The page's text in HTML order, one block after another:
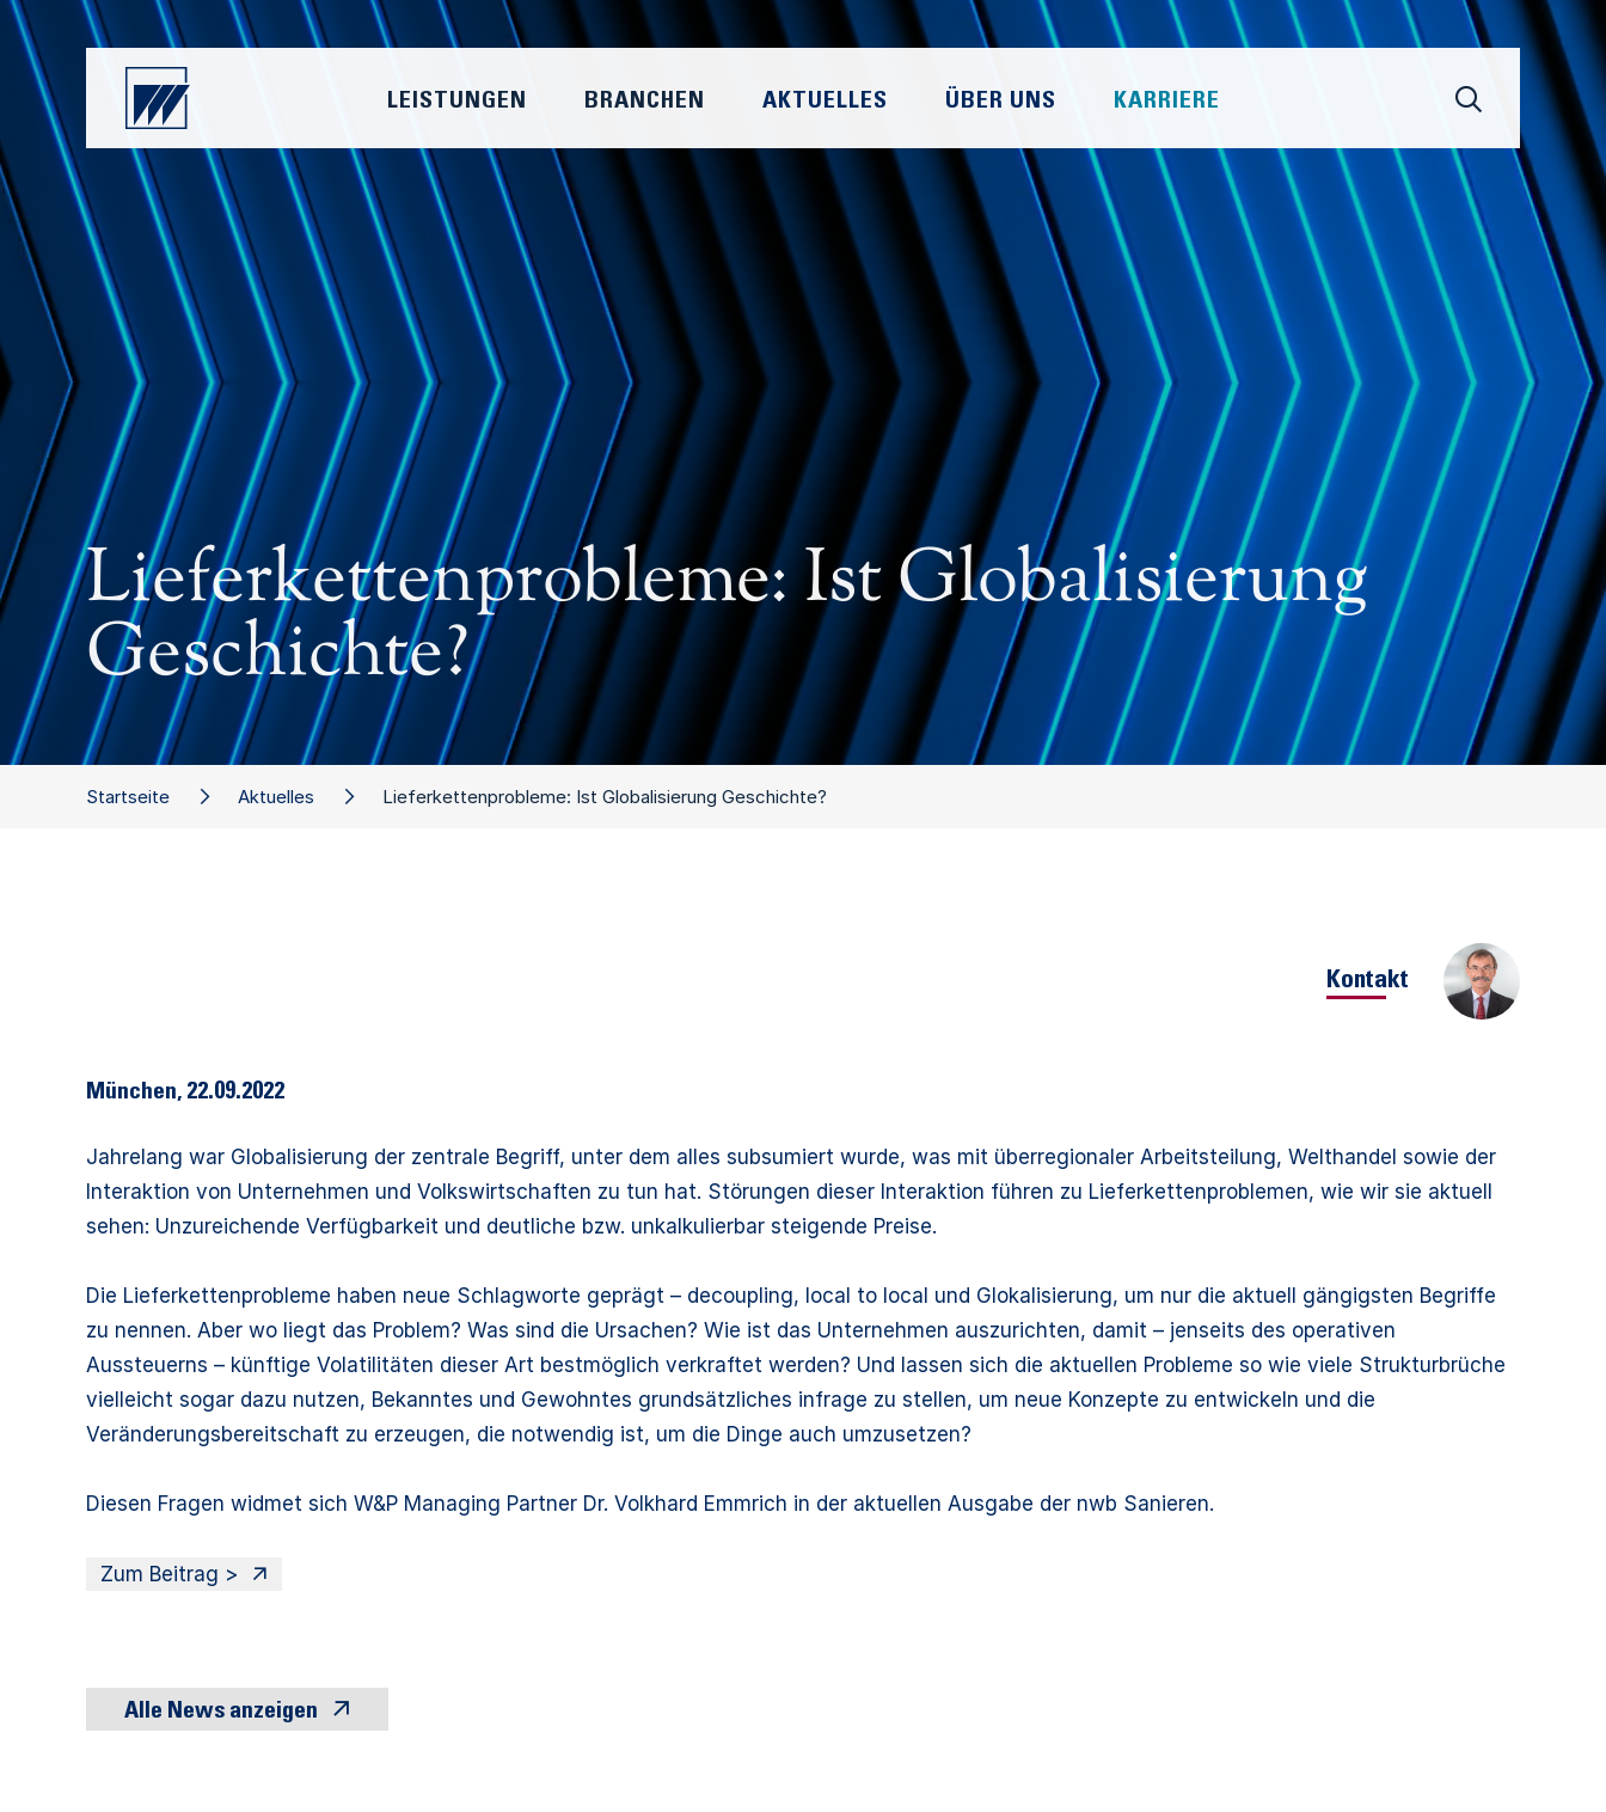
München, 22.09.2022
Jahrelang war Globalisierung der zentrale Begriff, unter dem alles subsumiert wurde, was mit überregionaler Arbeitsteilung, Welthandel sowie der
Interaktion von Unternehmen und Volkswirtschaften zu tun hat. Störungen dieser Interaktion führen zu Lieferkettenproblemen, wie wir sie aktuell
sehen: Unzureichende Verfügbarkeit und deutliche bzw. unkalkulierbar steigende Preise.
Die Lieferkettenprobleme haben neue Schlagworte geprägt – decoupling, local to local und Glokalisierung, um nur die aktuell gängigsten Begriffe
zu nennen. Aber wo liegt das Problem? Was sind die Ursachen? Wie ist das Unternehmen auszurichten, damit – jenseits des operativen
Aussteuerns – künftige Volatilitäten dieser Art bestmöglich verkraftet werden? Und lassen sich die aktuellen Probleme so wie viele Strukturbrüche
vielleicht sogar dazu nutzen, Bekanntes und Gewohntes grundsätzliches infrage zu stellen, um neue Konzepte zu entwickeln und die
Veränderungsbereitschaft zu erzeugen, die notwendig ist, um die Dinge auch umzusetzen?
Diesen Fragen widmet sich W&P Managing Partner Dr. Volkhard Emmrich in der aktuellen Ausgabe der nwb Sanieren.
Zum Beitrag >
Alle News anzeigen
Startseite Aktuelles Lieferkettenprobleme: Ist Globalisierung Geschichte?
Kontakt
Lieferkettenprobleme: Ist Globalisierung
Geschichte?
LEISTUNGEN BRANCHEN AKTUELLES ÜBER UNS KARRIERE